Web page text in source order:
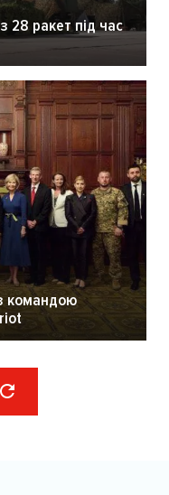
28 ракет під час
командою